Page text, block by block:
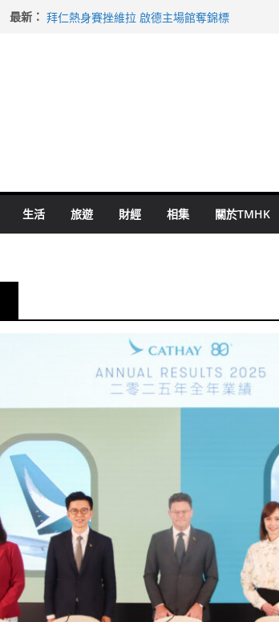
最新： 上半年純利大增七成 國泰：下半年油價續波動
拜仁熱身賽挫維拉 啟德主場館奪錦標
生活 旅遊 財經 相集 關於TMHK